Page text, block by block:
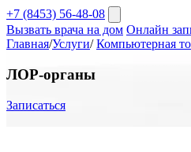
+7 (8453) 56-48-08
Вызвать врача на дом Онлайн
Главная/Услуги/ Компьютерная
ЛОР-органы
Записаться